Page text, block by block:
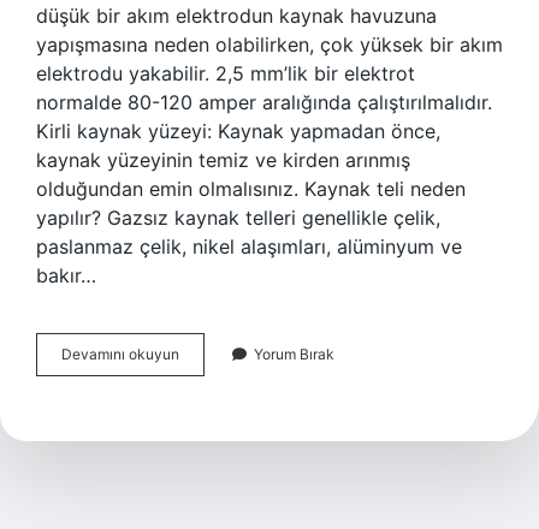
düşük bir akım elektrodun kaynak havuzuna
yapışmasına neden olabilirken, çok yüksek bir akım
elektrodu yakabilir. 2,5 mm’lik bir elektrot
normalde 80-120 amper aralığında çalıştırılmalıdır.
Kirli kaynak yüzeyi: Kaynak yapmadan önce,
kaynak yüzeyinin temiz ve kirden arınmış
olduğundan emin olmalısınız. Kaynak teli neden
yapılır? Gazsız kaynak telleri genellikle çelik,
paslanmaz çelik, nikel alaşımları, alüminyum ve
bakır…
Devamını okuyun
Çubuğu
Yorum Bırak